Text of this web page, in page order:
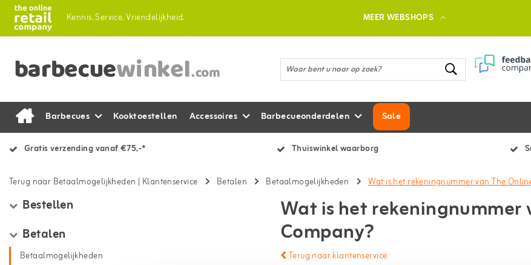
Kennis.Service.Vriendelijkheid. MEER WEBSHOPS
Barbecues Kooktoestellen Accessoires Barbecueonderdelen Sale
Gratis verzending vanaf €75,-* Thuiswinkel waarborg
Terug naar Betaalmogelijkheden | Klantenservice Betalen Betaalmogelijkheden Wat is het rekeningnummer van The
Bestellen
Betalen
Betaalmogelijkheden
Wat is het
Company?
Terug naar klantenservice